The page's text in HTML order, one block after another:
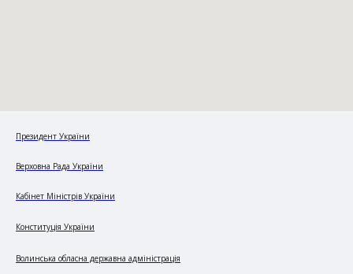
Президент України
Верховна Рада України
Кабінет Міністрів України
Конституція України
Волинська обласна державна адміністрація